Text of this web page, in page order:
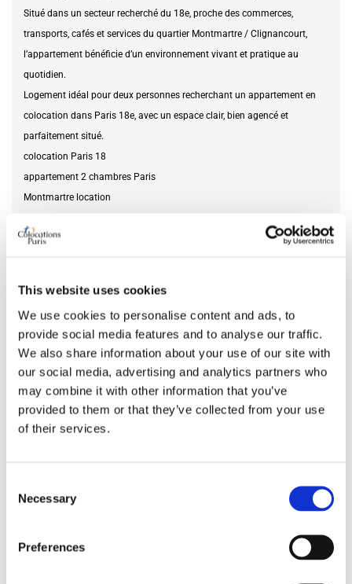
This website uses cookies
We use cookies to personalise content and ads, to
provide social media features and to analyse our traffic.
We also share information about your use of our site with
our social media, advertising and analytics partners who
may combine it with other information that you’ve
provided to them or that they’ve collected from your use
of their services.
Selection
Necessary
Preferences
Situé dans un secteur recherché du 18e, proche des commerces,
transports, cafés et services du quartier Montmartre / Clignancourt,
l’appartement bénéficie d’un environnement vivant et pratique au
quotidien.
Logement idéal pour deux personnes recherchant un appartement en
colocation dans Paris 18e, avec un espace clair, bien agencé et
parfaitement situé.
colocation Paris 18
appartement 2 chambres Paris
Montmartre location
Clignancourt appartement
T3 à louer Paris 18
logement sur le site.
Statut d’ameublement pas meublé
DÉTAILS
Mètre carré
DPE